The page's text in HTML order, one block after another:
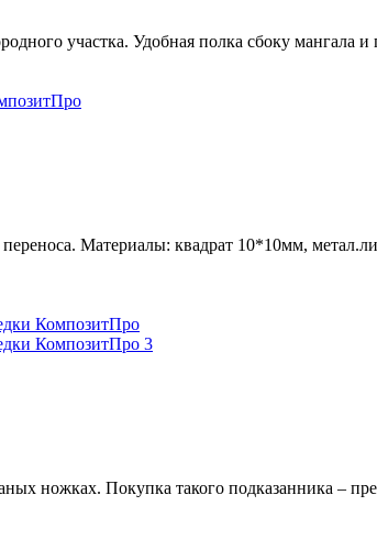
участка. Удобная полка сбоку мангала
Материалы: квадрат 10*10мм,
ножках. Покупка такого подказанника –